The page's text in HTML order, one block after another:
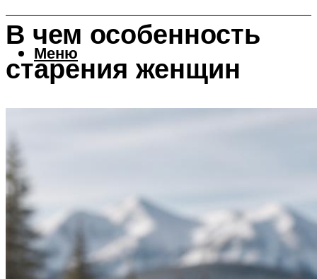
Меню
В чем особенность
старения женщин